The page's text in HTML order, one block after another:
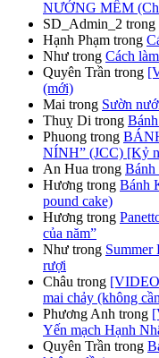
NƯỚNG MỀM
SD_Admin_2 trong
Hạnh Phạm trong
Như trong Cách
Quyên Trần trong
(mới)
Mai trong Sườn
Thuỵ Di trong
Phuong trong
NÍNH” (JCC) [Kỷ
An Hua trong Bánh
Hương trong Bánh
pound cake)
Hương trong
của năm”
Như trong Summer
rượi
Châu trong
mai chảy (không
Phương Anh trong
Yến mạch Hạnh
Quyên Trần trong